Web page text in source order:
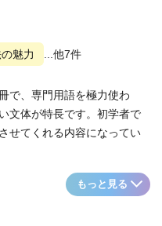
魅力 ...他7件
で、専門用語を極力使わ
文体が特長です。初学者で
せてくれる内容になってい
もっと見る